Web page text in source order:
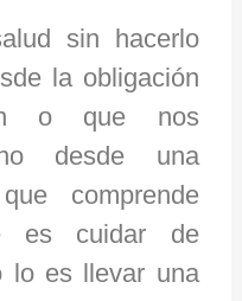
sin hacerlo
la obligación
o que nos
desde una
comprende
es cuidar de
lo es llevar una